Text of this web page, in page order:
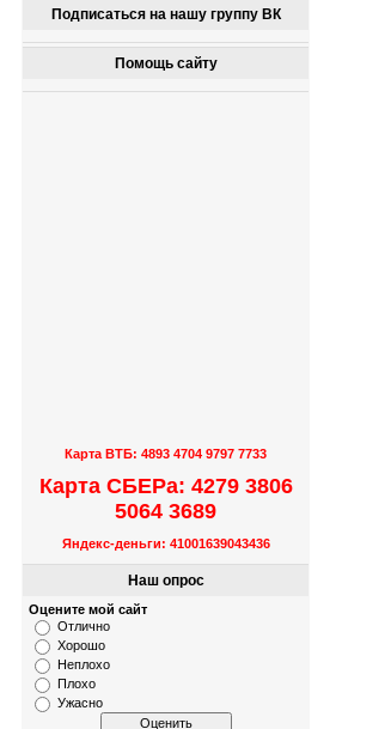
Подписаться на нашу группу ВК
Помощь сайту
Карта ВТБ: 4893 4704 9797 7733
Карта СБЕРа: 4279 3806
5064 3689
Яндекс-деньги: 41001639043436
Наш опрос
Оцените мой сайт
Отлично
Хорошо
Неплохо
Плохо
Ужасно